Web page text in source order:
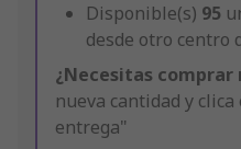
Disponible(s) 95
desde otro centro
¿Necesitas comprar
nueva cantidad y
entrega"